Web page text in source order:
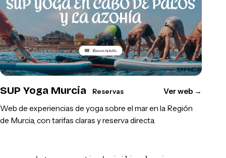
SUP Yoga Murcia Reservas Ver web →
Web de experiencias de yoga sobre el mar en la Región
de Murcia, con tarifas claras y reserva directa.